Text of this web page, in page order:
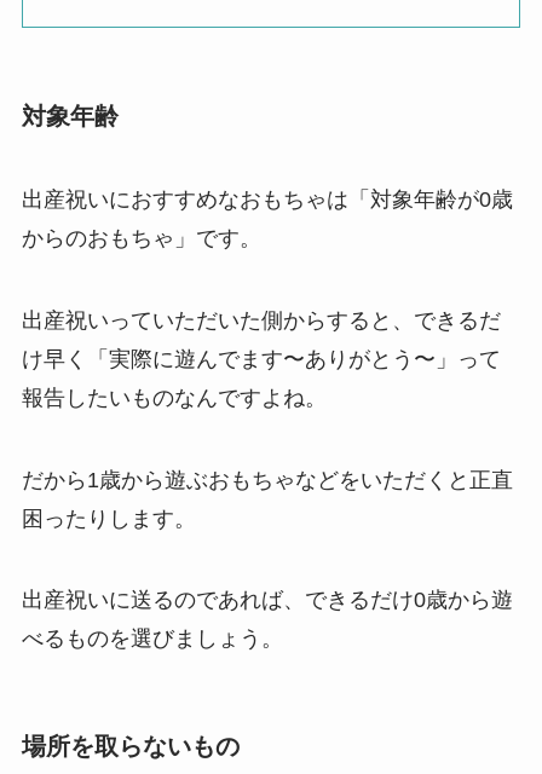
対象年齢
出産祝いにおすすめなおもちゃは「対象年齢が0歳
からのおもちゃ」です。
出産祝いっていただいた側からすると、できるだ
け早く「実際に遊んでます〜ありがとう〜」って
報告したいものなんですよね。
だから1歳から遊ぶおもちゃなどをいただくと正直
困ったりします。
出産祝いに送るのであれば、できるだけ0歳から遊
べるものを選びましょう。
場所を取らないもの